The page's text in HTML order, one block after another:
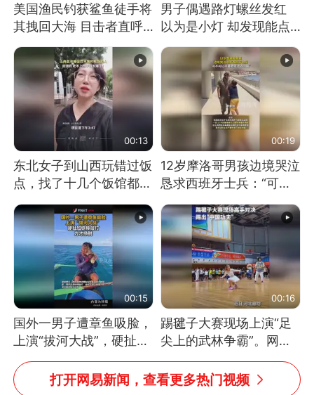
美国渔民钓获鲨鱼徒手将
其拽回大海 目击者直呼
震惊 （视频来源：参考
消息）
男子偶遇路灯螺丝发红
以为是小灯 却发现能点
燃香烟 当事人：已报警
处理
00:13
东北女子到山西玩错过饭
点，找了十几个饭馆都没
开门：午休到几点
00:19
12岁摩洛哥男孩边境哭泣
恳求西班牙士兵：“可不
可以不要把我遣返回国”
00:15
国外一男子遭章鱼吸脸，
上演“拔河大战”，硬扯加
铁棒敲打方才挣脱
00:16
踢毽子大赛现场上演“足
尖上的武林争霸”。网
友：这哪是踢毽子，分明
是武侠片现场！#睡个好
打开网易新闻，查看更多热门视频